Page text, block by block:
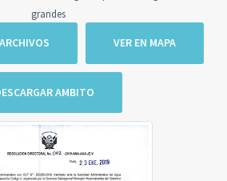
grandes
VER EN MAPA
AMBITO